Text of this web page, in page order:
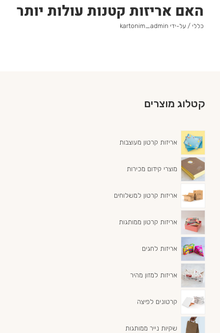
האם אריזות קטנות עולות יותר
כללי / על-ידי kartonim_admin
קטלוג מוצרים
אריזות קרטון מעוצבות
מוצרי קידום מכירות
אריזות קרטון למשלוחים
אריזות קרטון ממותגות
אריזות לחגים
אריזות למזון מהיר
קרטונים לפיצה
שקיות נייר ממותגות